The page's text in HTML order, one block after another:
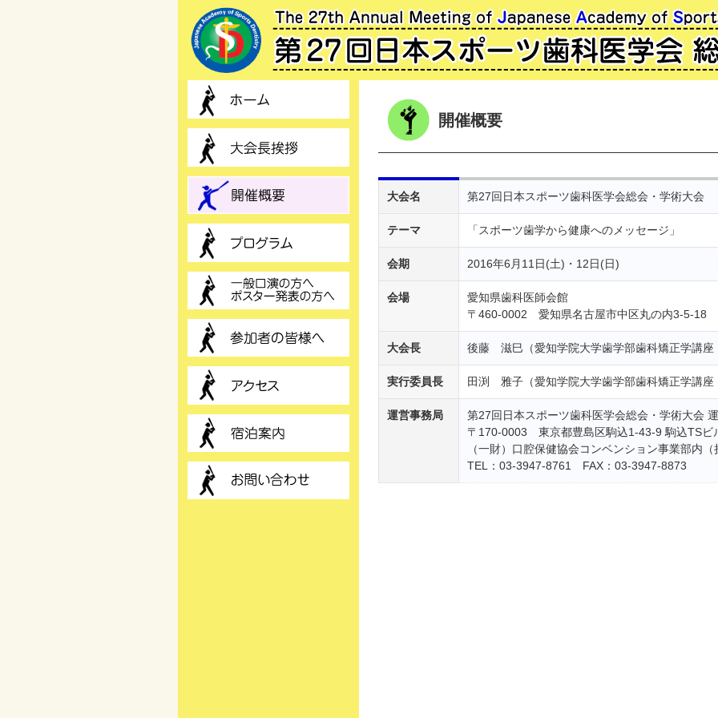
開催概要
大会名 第27回日本スポーツ歯科医学会総会・学術大会
テーマ 「スポーツ歯学から健康へのメッセージ」
会期 2016年6月11日(土)・12日(日)
会場
愛知県歯科医師会館
〒460-0002 愛知県名古屋市中区丸の内3-5-18
大会長 後藤 滋巳（愛知学院大学歯学部歯科矯正学講
実行委員長 田渕 雅子（愛知学院大学歯学部歯科矯正学講
運営事務局
第27回日本スポーツ歯科医学会総会・学術大会
〒170-0003 東京都豊島区駒込1-43-9 駒込TSビ
（一財）口腔保健協会コンベンション事業部内
TEL：03-3947-8761 FAX：03-3947-8873